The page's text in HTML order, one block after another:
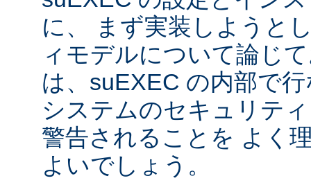
に、 まず実装しようと
ィモデルについて論じ
は、suEXEC の内部で
システムのセキュリテ
警告されることを よく
よいでしょう。